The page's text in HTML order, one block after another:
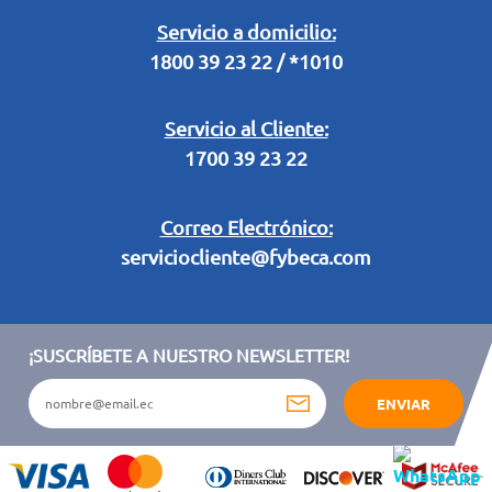
Servicio a domicilio:
1800 39 23 22 / *1010
Servicio al Cliente:
1700 39 23 22
Correo Electrónico:
serviciocliente@fybeca.com
Legal Campaña Produbanco
Términos y condiciones sorteo partido de fútbol "Tu ídolo"
¡SUSCRÍBETE A NUESTRO NEWSLETTER!
ENVIAR